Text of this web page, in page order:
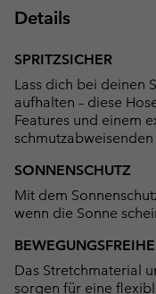
Details
SPRITZSICHER
Lass dich bei deinen
aufhalten – diese
Features und einem
schmutzabweisenden
SONNENSCHUTZ
Mit dem
wenn die Sonne
Das Stretchmaterial
sorgen für eine